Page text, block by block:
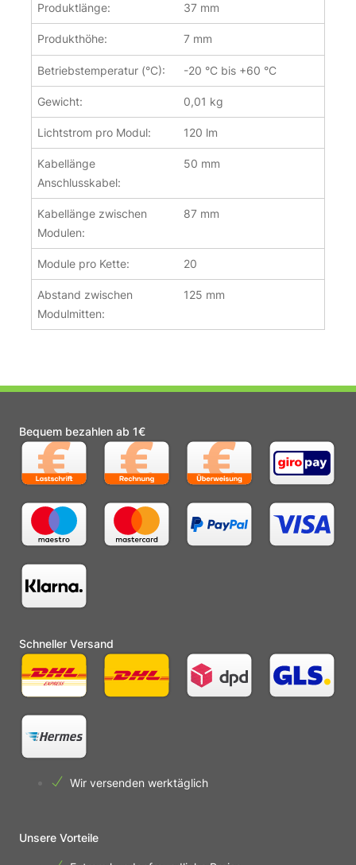
Produktlänge: 37 mm
Produkthöhe: 7 mm
Betriebstemperatur (°C): -20 °C bis +60 °C
Gewicht: 0,01 kg
Lichtstrom pro Modul: 120 lm
Kabellänge
Anschlusskabel:
50 mm
Kabellänge zwischen
Modulen:
87 mm
Module pro Kette: 20
Abstand zwischen
Modulmitten:
125 mm
Bequem bezahlen ab 1€
Schneller Versand
Wir versenden werktäglich
Unsere Vorteile